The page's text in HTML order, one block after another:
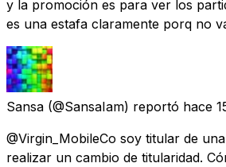
y la promoción es para ver los
es una estafa claramente porq no
Sansa (@SansaIam) reportó hace
@Virgin_MobileCo soy titular de
realizar un cambio de titularidad.